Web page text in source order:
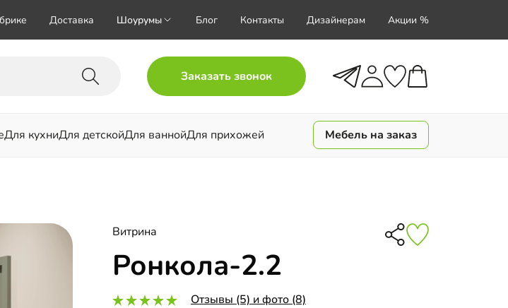
Доставка Шоурумы Блог Контакты Дизайнерам Акции %
Заказать звонок
Для кухниДля детскойДля ваннойДля прихожей Мебель на заказ
Витрина
Ронкола-2.2
Отзывы (5) и фото (8)